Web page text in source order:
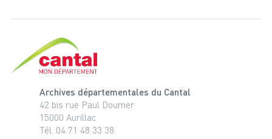
Archives départementales du Cantal
42 bis rue Paul Doumer
15000 Aurillac
Tél. 04 71 48 33 38